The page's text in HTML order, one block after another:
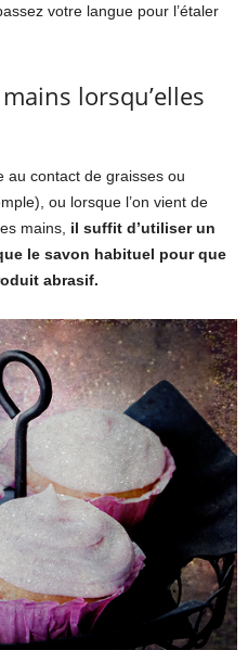
votre langue pour l’étaler
lorsqu’elles
au contact de graisses ou
ou lorsque l’on vient de
mains, il suffit d’utiliser un
le savon habituel pour que
abrasif.